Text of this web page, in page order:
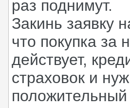
раз поднимут.
Закинь заявку
что покупка за
действует,
страховок и